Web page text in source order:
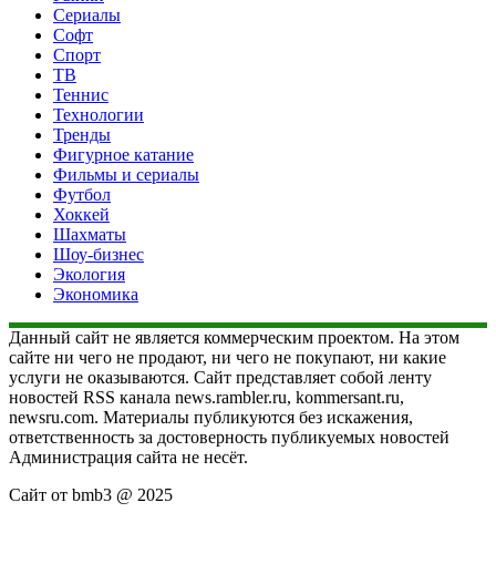
Сериалы
Софт
Спорт
ТВ
Теннис
Технологии
Тренды
Фигурное катание
Фильмы и сериалы
Футбол
Хоккей
Шахматы
Шоу-бизнес
Экология
Экономика
Данный сайт не является коммерческим проектом. На этом
сайте ни чего не продают, ни чего не покупают, ни какие
услуги не оказываются. Сайт представляет собой ленту
новостей RSS канала news.rambler.ru, kommersant.ru,
newsru.com. Материалы публикуются без искажения,
ответственность за достоверность публикуемых новостей
Администрация сайта не несёт.
Сайт от bmb3 @ 2025